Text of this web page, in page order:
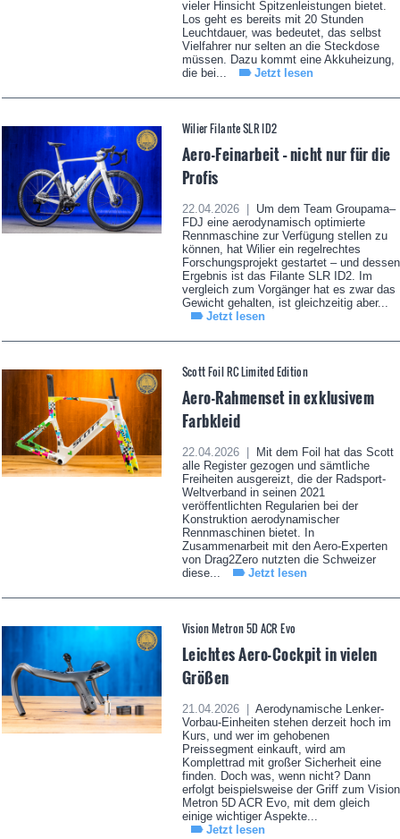
vieler Hinsicht Spitzenleistungen bietet.
Los geht es bereits mit 20 Stunden
Leuchtdauer, was bedeutet, das selbst
Vielfahrer nur selten an die Steckdose
müssen. Dazu kommt eine Akkuheizung,
die bei...
Jetzt lesen
Wilier Filante SLR ID2
Aero-Feinarbeit – nicht nur für die
Profis
22.04.2026 |
Um dem Team Groupama–
FDJ eine aerodynamisch optimierte
Rennmaschine zur Verfügung stellen zu
können, hat Wilier ein regelrechtes
Forschungsprojekt gestartet – und dessen
Ergebnis ist das Filante SLR ID2. Im
vergleich zum Vorgänger hat es zwar das
Gewicht gehalten, ist gleichzeitig aber...
Jetzt lesen
Scott Foil RC Limited Edition
Aero-Rahmenset in exklusivem
Farbkleid
22.04.2026 |
Mit dem Foil hat das Scott
alle Register gezogen und sämtliche
Freiheiten ausgereizt, die der Radsport-
Weltverband in seinen 2021
veröffentlichten Regularien bei der
Konstruktion aerodynamischer
Rennmaschinen bietet. In
Zusammenarbeit mit den Aero-Experten
von Drag2Zero nutzten die Schweizer
diese...
Jetzt lesen
Vision Metron 5D ACR Evo
Leichtes Aero-Cockpit in vielen
Größen
21.04.2026 |
Aerodynamische Lenker-
Vorbau-Einheiten stehen derzeit hoch im
Kurs, und wer im gehobenen
Preissegment einkauft, wird am
Komplettrad mit großer Sicherheit eine
finden. Doch was, wenn nicht? Dann
erfolgt beispielsweise der Griff zum Vision
Metron 5D ACR Evo, mit dem gleich
einige wichtiger Aspekte...
Jetzt lesen